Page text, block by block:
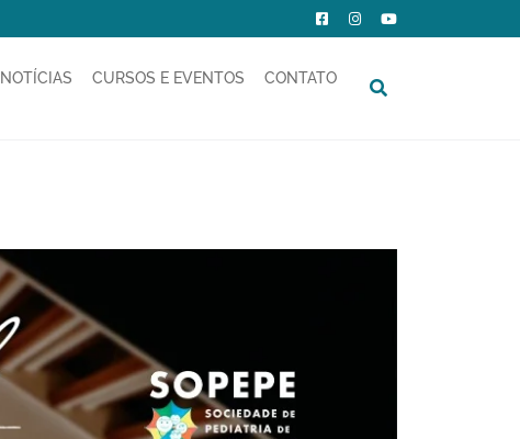
NOTÍCIAS CURSOS E EVENTOS CONTATO